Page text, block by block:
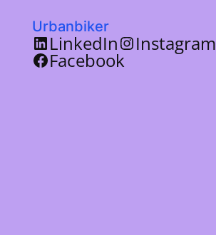
Urbanbiker
LinkedIn Instagram
Facebook